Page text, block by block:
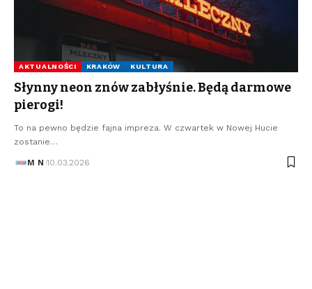
AKTUALNOŚCI KRAKÓW KULTURA
Słynny neon znów zabłyśnie. Będą darmowe
pierogi!
To na pewno będzie fajna impreza. W czwartek w Nowej Hucie
zostanie…
M N 10.03.2026